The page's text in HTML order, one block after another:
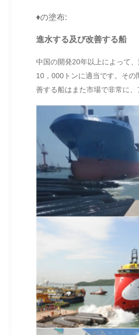
♦の塗布:
進水する及び改善する船
中国の開発20年以上によって
10，000トンに適当です。そ
善する船はまた市場で非常に